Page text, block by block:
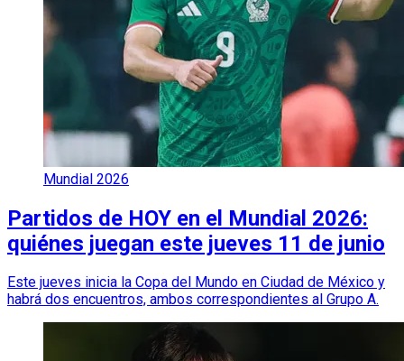
Mundial 2026
Partidos de HOY en el Mundial 2026:
quiénes juegan este jueves 11 de junio
Este jueves inicia la Copa del Mundo en Ciudad de México y
habrá dos encuentros, ambos correspondientes al Grupo A.